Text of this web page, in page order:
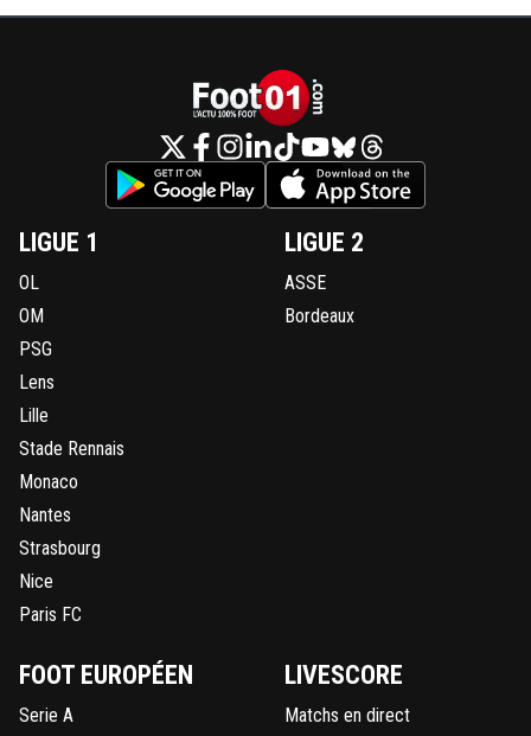
LIGUE 1
OL
OM
PSG
Lens
Lille
Stade Rennais
Monaco
Nantes
Strasbourg
Nice
Paris FC
LIGUE 2
ASSE
Bordeaux
FOOT EUROPÉEN
Serie A
LIVESCORE
Matchs en direct